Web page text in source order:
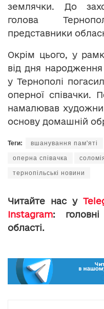
землячки. До
голова
представники
Окрім цього, у
від дня
у Тернополі
оперної співачки.
намалював
основу домашній
Теги: вшанування пам'яті
оперна співачка
тернопільські новини
Читайте нас у
Instagram:
області.